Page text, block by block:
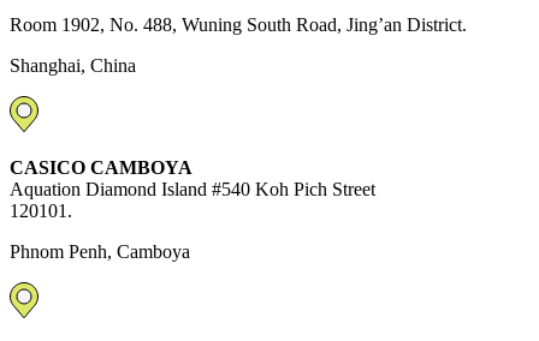
Room 1902, No. 488, Wuning South Road, Jing’an District.
Shanghai, China
CASICO CAMBOYA
Aquation Diamond Island #540 Koh Pich Street
120101.
Phnom Penh, Camboya